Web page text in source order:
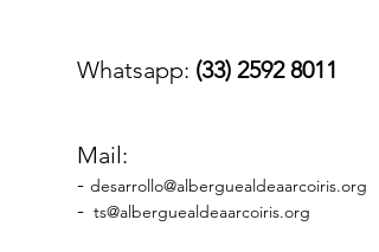
Whatsapp: (33) 2592 8011
​Mail:
- desarrollo@alberguealdeaarcoiris.org
- ts@alberguealdeaarcoiris.org